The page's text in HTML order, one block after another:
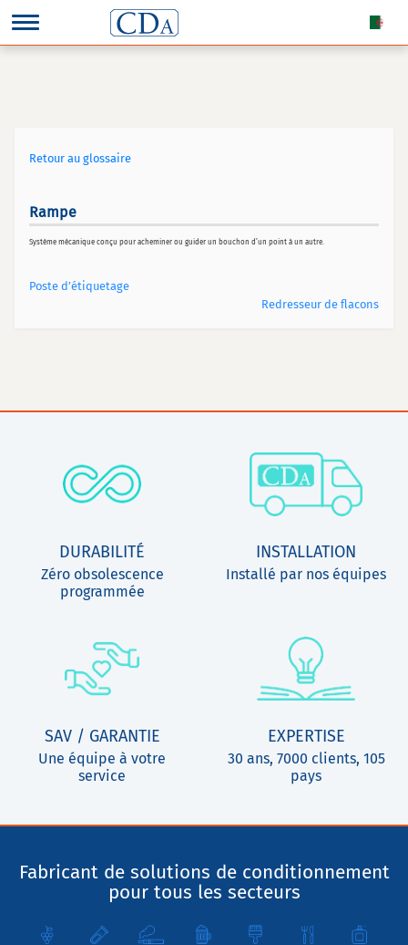
Retour au glossaire
Rampe
Système mécanique conçu pour acheminer ou guider un bouchon d’un point à un autre.
Poste d’étiquetage
Redresseur de flacons
DURABILITÉ
Zéro obsolescence
programmée
INSTALLATION
Installé par nos équipes
SAV / GARANTIE
Une équipe à votre
service
EXPERTISE
30 ans, 7000 clients, 105
pays
Fabricant de solutions de conditionnement
pour tous les secteurs